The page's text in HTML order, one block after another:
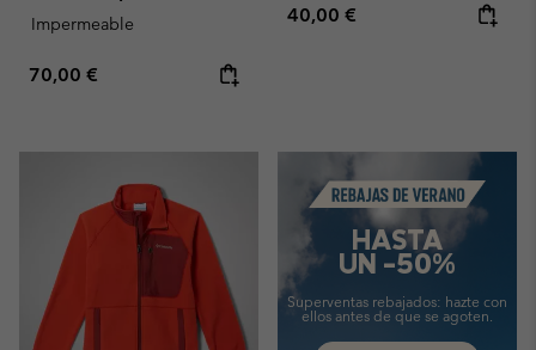
Impermeable
Regular price:
70,00 €
Regular price:
40,00 €
Summer Sale
HASTA
UN -50%
Superventas rebajados: hazte con
ellos antes de que se agoten.